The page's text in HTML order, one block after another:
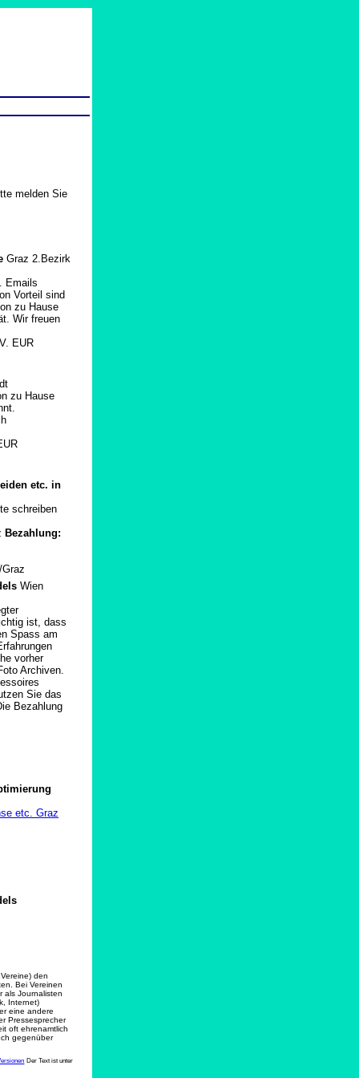
melden Sie
Graz 2.Bezirk
Emails
Vorteil sind
zu Hause
Wir freuen
EUR
zu Hause
etc. in
schreiben
Bezahlung:
Wien
ist, dass
Spass am
vorher
Archiven.
Sie das
Bezahlung
etc. Graz
den
Bei Vereinen
als Journalisten
Internet)
eine andere
Pressesprecher
oft ehrenamtlich
gegenüber
Der Text ist unter